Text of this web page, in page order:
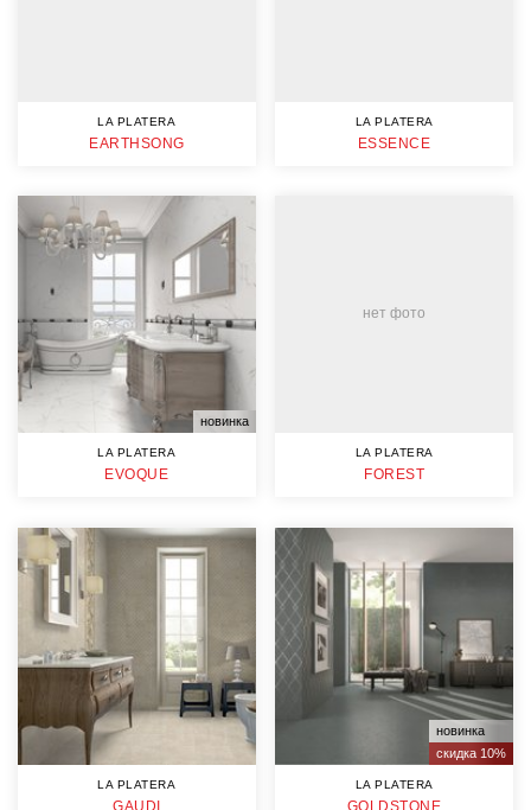
LA PLATERA
EARTHSONG
LA PLATERA
ESSENCE
новинка
LA PLATERA
EVOQUE
нет фото
LA PLATERA
FOREST
LA PLATERA
GAUDI
новинка
скидка 10%
LA PLATERA
GOLDSTONE